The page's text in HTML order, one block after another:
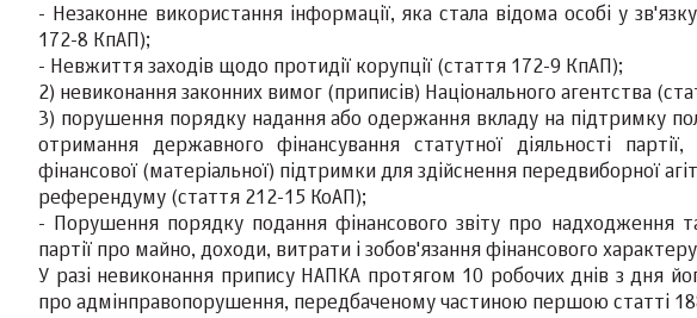
- Незаконне використання інформації, яка стала відома особі у
172-8 КпАП);
- Невжиття заходів щодо протидії корупції (стаття 172-9 КпАП);
2) невиконання законних вимог (приписів) Національного агентства
3) порушення порядку надання або одержання вкладу на підтримку
отримання державного фінансування статутної діяльності
фінансової (матеріальної) підтримки для здійснення передвиборної
референдуму (стаття 212-15 КоАП);
- Порушення порядку подання фінансового звіту про надходження
партії про майно, доходи, витрати і зобов'язання фінансового
У разі невиконання припису НАПКА протягом 10 робочих днів з дня
про адмінправопорушення, передбаченому частиною першою статті